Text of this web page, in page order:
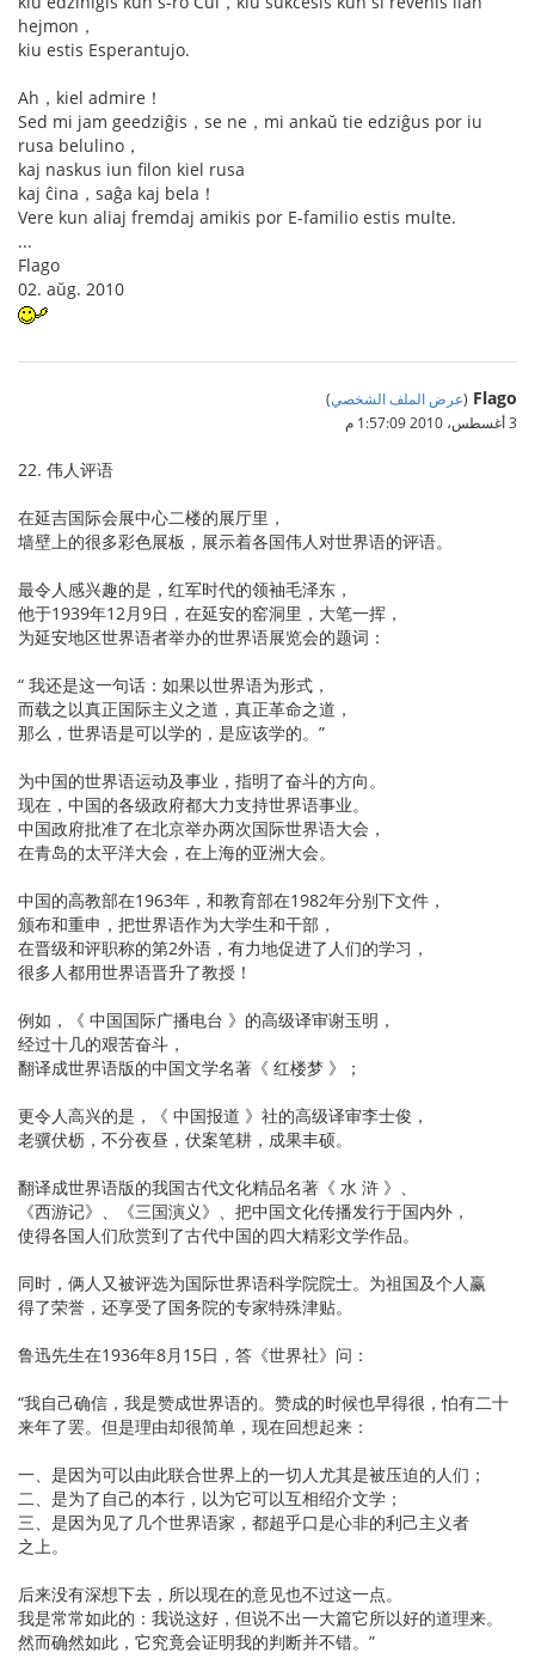
hejmon，
kiu estis Esperantujo.
Ah，kiel admire！
Sed mi jam geedziĝis，se ne，mi ankaŭ tie edziĝus por iu
rusa belulino，
kaj naskus iun filon kiel rusa
kaj ĉina，saĝa kaj bela！
Vere kun aliaj fremdaj amikis por E-familio estis multe.
...
Flago
02. aŭg. 2010
Flago
(عرض الملف الشخصي)
3 أغسطس، 2010 1:57:09 م
22. 伟人评语
在延吉国际会展中心二楼的展厅里，
墙壁上的很多彩色展板，展示着各国伟人对世界语的评语。
最令人感兴趣的是，红军时代的领袖毛泽东，
他于1939年12月9日，在延安的窑洞里，大笔一挥，
为延安地区世界语者举办的世界语展览会的题词：
“ 我还是这一句话：如果以世界语为形式，
而载之以真正国际主义之道，真正革命之道，
那么，世界语是可以学的，是应该学的。”
为中国的世界语运动及事业，指明了奋斗的方向。
现在，中国的各级政府都大力支持世界语事业。
中国政府批准了在北京举办两次国际世界语大会，
在青岛的太平洋大会，在上海的亚洲大会。
中国的高教部在1963年，和教育部在1982年分别下文件，
颁布和重申，把世界语作为大学生和干部，
在晋级和评职称的第2外语，有力地促进了人们的学习，
很多人都用世界语晋升了教授！
例如，《 中国国际广播电台 》的高级译审谢玉明，
经过十几的艰苦奋斗，
翻译成世界语版的中国文学名著《 红楼梦 》；
更令人高兴的是，《 中国报道 》社的高级译审李士俊，
老骥伏枥，不分夜昼，伏案笔耕，成果丰硕。
翻译成世界语版的我国古代文化精品名著《 水 浒 》、
《西游记》、《三国演义》、把中国文化传播发行于国内外，
使得各国人们欣赏到了古代中国的四大精彩文学作品。
同时，俩人又被评选为国际世界语科学院院士。为祖国及个人赢
得了荣誉，还享受了国务院的专家特殊津贴。
鲁迅先生在1936年8月15日，答《世界社》问：
“我自己确信，我是赞成世界语的。赞成的时候也早得很，怕有二十
来年了罢。但是理由却很简单，现在回想起来：
一、是因为可以由此联合世界上的一切人尤其是被压迫的人们；
二、是为了自己的本行，以为它可以互相绍介文学；
三、是因为见了几个世界语家，都超乎口是心非的利己主义者
之上。
后来没有深想下去，所以现在的意见也不过这一点。
我是常常如此的：我说这好，但说不出一大篇它所以好的道理来。
然而确然如此，它究竟会证明我的判断并不错。”